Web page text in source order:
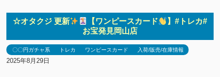
☆オタクジ 更新 【ワンピースカード
】#トレカ#
お宝発見岡山店
〇〇円ガチャ系 トレカ ワンピースカード 入荷/販売/在庫情報
2025年8月29日